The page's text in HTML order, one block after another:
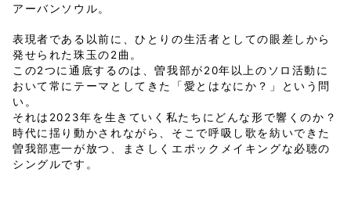
アーバンソウル。
表現者である以前に、ひとりの生活者としての眼差しから
発せられた珠玉の2曲。
この2つに通底するのは、曽我部が20年以上のソロ活動に
おいて常にテーマとしてきた「愛とはなにか？」という問
い。
それは2023年を生きていく私たちにどんな形で響くのか？
時代に揺り動かされながら、そこで呼吸し歌を紡いできた
曽我部恵一が放つ、まさしくエポックメイキングな必聴の
シングルです。